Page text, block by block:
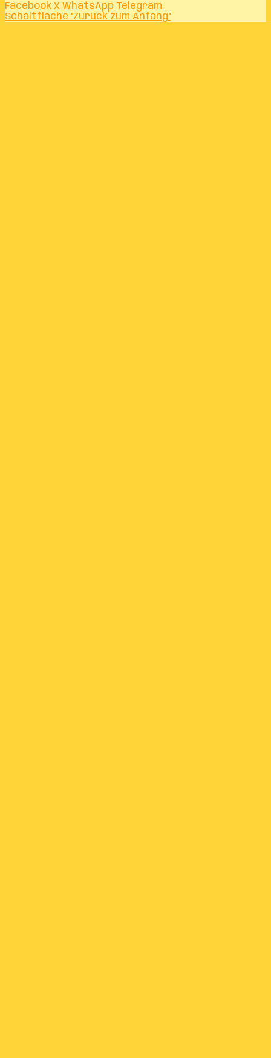
Facebook X WhatsApp Telegram
Schaltfläche "Zurück zum Anfang"